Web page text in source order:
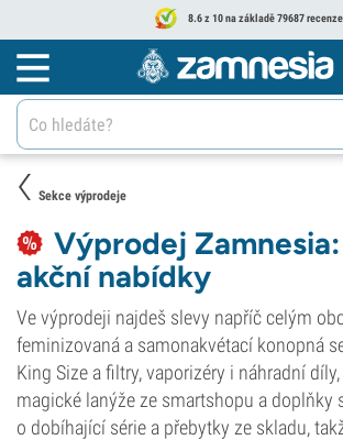
8.6 z 10 na základě 79687 recenze
Sekce výprodeje
Výprodej
akční nabídky
Ve výprodeji najdeš slevy napříč celým
feminizovaná a samonakvétací konopná
King Size a filtry, vaporizéry i náhradní
magické lanýže ze smartshopu a doplňky
o dobíhající série a přebytky ze skladu,